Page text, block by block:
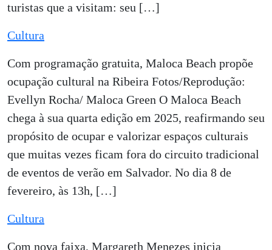
turistas que a visitam: seu […]
Cultura
Com programação gratuita, Maloca Beach propõe
ocupação cultural na Ribeira Fotos/Reprodução:
Evellyn Rocha/ Maloca Green O Maloca Beach
chega à sua quarta edição em 2025, reafirmando seu
propósito de ocupar e valorizar espaços culturais
que muitas vezes ficam fora do circuito tradicional
de eventos de verão em Salvador. No dia 8 de
fevereiro, às 13h, […]
Cultura
Com nova faixa, Margareth Menezes inicia